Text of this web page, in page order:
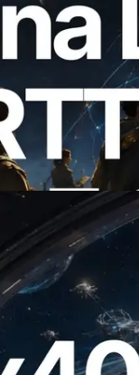
API अब 7
Validators